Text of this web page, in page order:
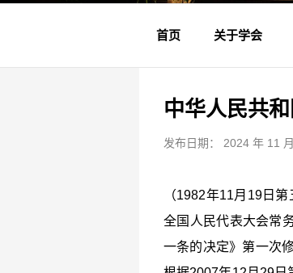
首页 关于学会
学会简介
章程制度
领导成员
理事名单
专家委员会
学术专家
学会会标
学会年鉴
中华人民共
发布日期： 2024 年 11
（1982年11月19日
全国人民代表大会常
一条的决定》第一次